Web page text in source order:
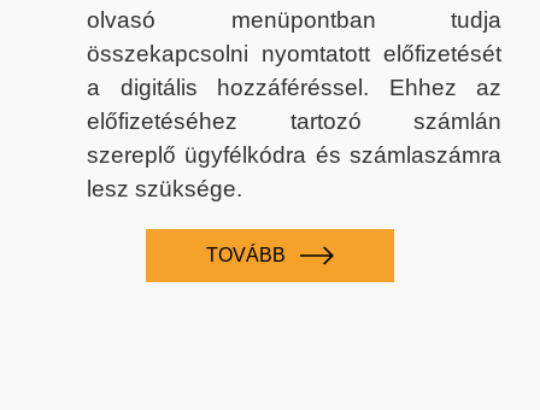
olvasó menüpontban tudja
összekapcsolni nyomtatott előfizetését
a digitális hozzáféréssel. Ehhez az
előfizetéséhez tartozó számlán
szereplő ügyfélkódra és számlaszámra
lesz szüksége.
TOVÁBB